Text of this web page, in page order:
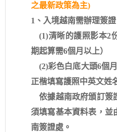
之最新政策為主)
1、入境越南需辦理簽
(1)清晰的護照影本2
期起算需6個月以上）
(2)彩色白底大頭6個
正楷填寫護照中英文姓
依據越南政府頒訂簽
須填寫基本資料表，並
南簽證處。